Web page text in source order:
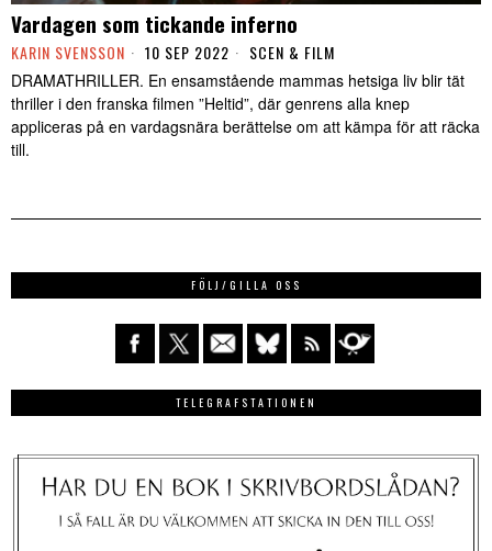
Vardagen som tickande inferno
KARIN SVENSSON 10 SEP 2022 SCEN & FILM
DRAMATHRILLER. En ensamstående mammas hetsiga liv blir tät
thriller i den franska filmen ”Heltid”, där genrens alla knep
appliceras på en vardagsnära berättelse om att kämpa för att räcka
till.
FÖLJ/GILLA OSS
TELEGRAFSTATIONEN